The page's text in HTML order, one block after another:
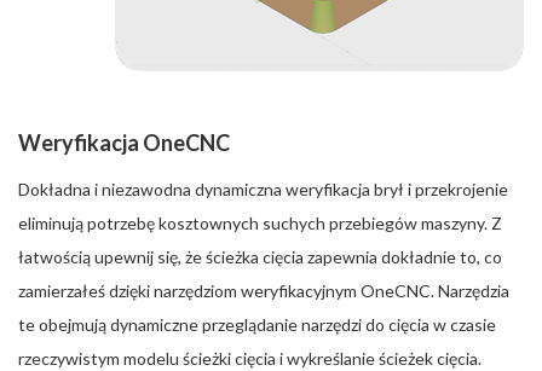
Weryfikacja OneCNC
Dokładna i niezawodna dynamiczna weryfikacja brył i przekrojenie
eliminują potrzebę kosztownych suchych przebiegów maszyny. Z
łatwością upewnij się, że ścieżka cięcia zapewnia dokładnie to, co
zamierzałeś dzięki narzędziom weryfikacyjnym OneCNC. Narzędzia
te obejmują dynamiczne przeglądanie narzędzi do cięcia w czasie
rzeczywistym modelu ścieżki cięcia i wykreślanie ścieżek cięcia.